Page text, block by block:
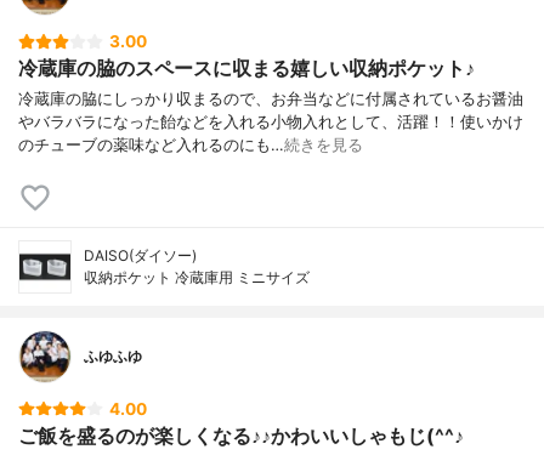
3.00
冷蔵庫の脇のスペースに収まる嬉しい収納ポケット♪
冷蔵庫の脇にしっかり収まるので、お弁当などに付属されているお醤油
やバラバラになった飴などを入れる小物入れとして、活躍！！使いかけ
のチューブの薬味など入れるのにも…続きを見る
DAISO(ダイソー)
収納ポケット 冷蔵庫用 ミニサイズ
ふゆふゆ
4.00
ご飯を盛るのが楽しくなる♪♪かわいいしゃもじ(^^♪